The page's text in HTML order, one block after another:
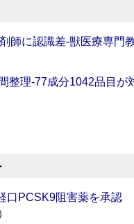
師に認識差‐獣医療専門
整理‐77成分1042品目が
口PCSK9阻害薬を承認